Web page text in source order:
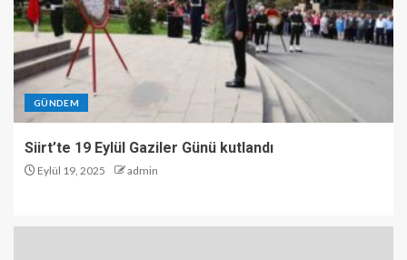
GÜNDEM
Siirt’te 19 Eylül Gaziler Günü kutlandı
Eylül 19, 2025 admin